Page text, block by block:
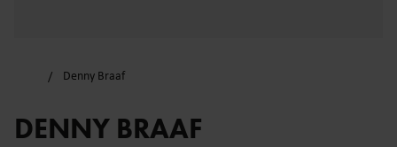
Denny Braaf
DENNY BRAAF